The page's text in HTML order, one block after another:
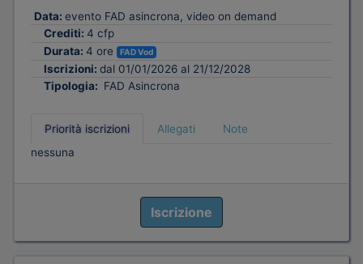
Data: evento FAD asincrona, video on demand
Crediti: 4 cfp
Durata: 4 ore FAD Vod
Iscrizioni: dal 01/01/2026 al 21/12/2028
Tipologia: FAD Asincrona
Priorità iscrizioni Allegati
Note
nessuna
Iscrizione